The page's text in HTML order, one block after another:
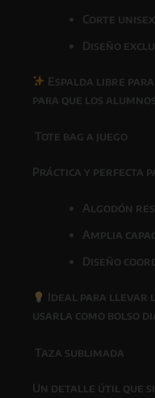
Corte
Diseño
Espalda libre
para que los
Tote bag a juego
Práctica y perfecta
Algodón
Amplia
Diseño
Ideal para llevar
usarla como bolso
Taza sublimada
Un detalle útil que